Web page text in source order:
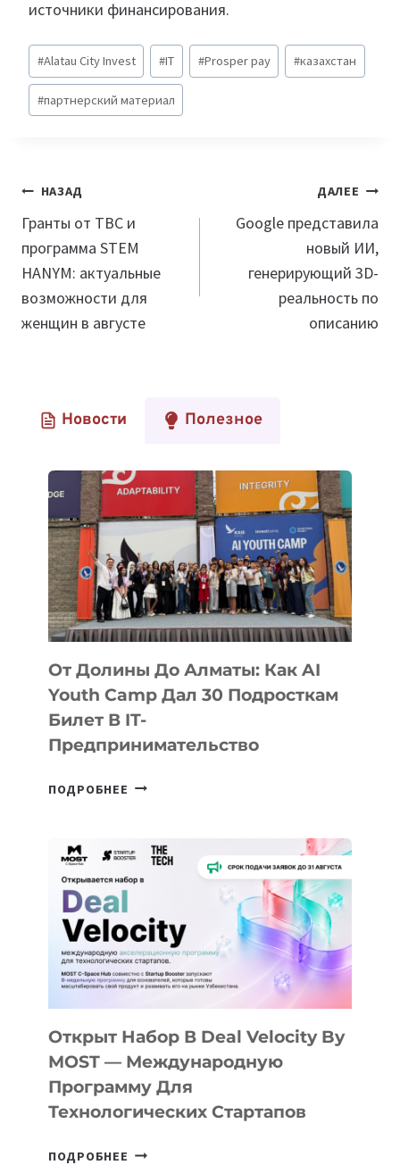
источники финансирования.
Метки
записи:
#Alatau City Invest #IT #Prosper pay #казахстан
#партнерский материал
Навигация
по
записям
НАЗАД
Гранты от TBC и
программа STEM
HANYM: актуальные
возможности для
женщин в августе
ДАЛЕЕ
Google представила
новый ИИ,
генерирующий 3D-
реальность по
описанию
Новости Полезное
От Долины До Алматы: Как AI
Youth Camp Дал 30 Подросткам
Билет В IT-
Предпринимательство
ПОДРОБНЕЕ ОТ
АЛМАТЫ:
AI
YOUTH
CAMP
ДАЛ
30
ПОДРОСТКАМ
БИЛЕТ
ПРЕДПРИНИМАТЕЛЬСТВО
Открыт Набор В Deal Velocity By
MOST — Международную
Программу Для
Технологических Стартапов
ПОДРОБНЕЕ ОТКРЫТ